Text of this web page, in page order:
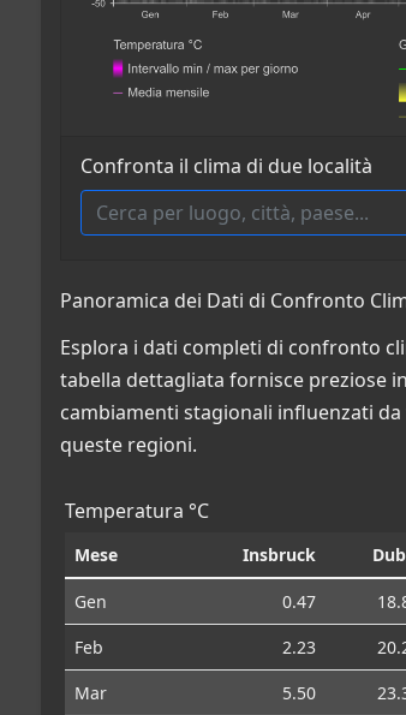
Confronta il clima di due località
Panoramica dei Dati di Confronto
Esplora i dati completi di confronto
tabella dettagliata fornisce preziose
cambiamenti stagionali influenzati
queste regioni.
Temperatura °C
Mese Insbruck
Gen 0.47
Feb
2.23
Mar
5.50